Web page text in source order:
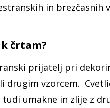
in brezčasnih
črtam?
prijatelj pri
vzorcem.
umakne in zlije z